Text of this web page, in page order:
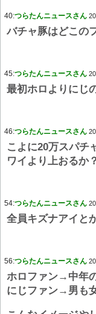
40:つらたんニュースさん
バチャ豚はどこの
45:つらたんニュースさん
最初ホロよりにじ
46:つらたんニュースさん
こよに20万スパチ
ワイより上おるか？
54:つらたんニュースさん
全員キズナアイと
56:つらたんニュースさん
ホロファン→中年
にじファン→男も